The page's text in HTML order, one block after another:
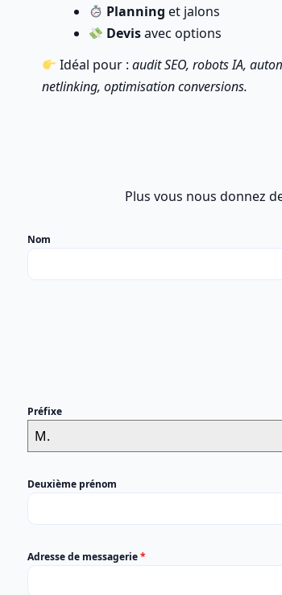
Planning et jalons
Devisavec options
Idéal pour :audit SEO, robots IA,
netlinking, optimisation conversions.
Plus vous nous donnez
Nom
Préfixe
M.
Deuxième prénom
Adresse de messagerie*